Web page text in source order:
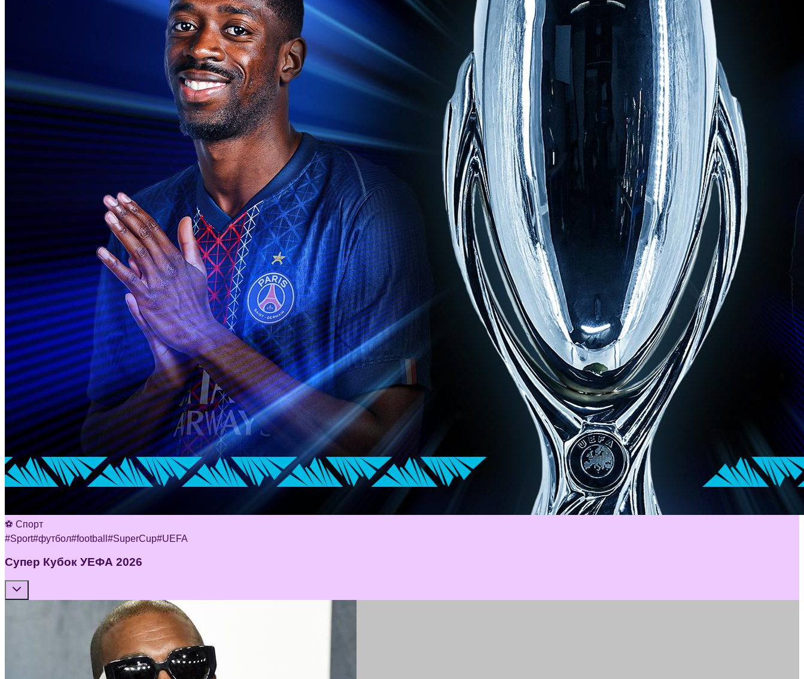
⚽ Спорт
#Sport#футбол#football #SuperCup#UEFA
Супер Кубок УЕФА 2026